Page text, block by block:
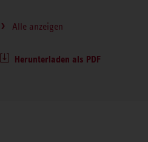
Alle anzeigen
Herunterladen als PDF